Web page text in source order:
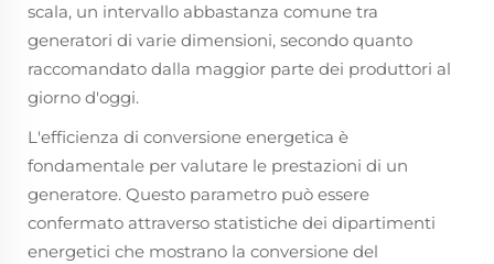
scala, un intervallo abbastanza comune tra
generatori di varie dimensioni, secondo quanto
raccomandato dalla maggior parte dei produttori al
giorno d'oggi.
L'efficienza di conversione energetica è
fondamentale per valutare le prestazioni di un
generatore. Questo parametro può essere
confermato attraverso statistiche dei dipartimenti
energetici che mostrano la conversione del